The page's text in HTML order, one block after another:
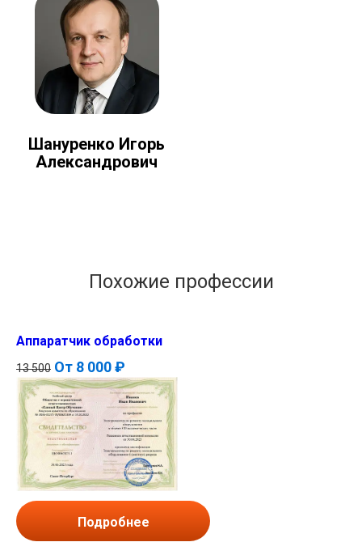
Шануренко Игорь
Александрович
Похожие профессии
Аппаратчик обработки
13 500 От 8 000 ₽
Подробнее